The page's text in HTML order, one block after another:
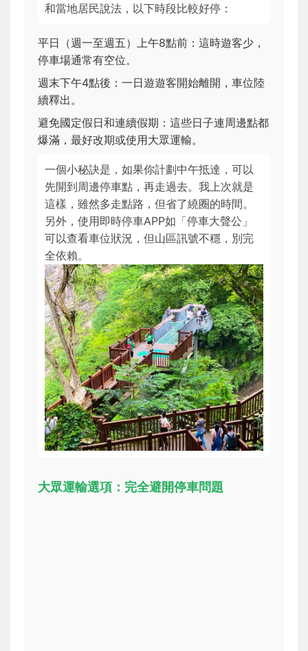
和當地居民說法，以下時段比較好停：
平日（週一至週五）上午8點前：這時遊客少，
停車場通常有空位。
週末下午4點後：一日遊遊客開始離開，車位陸
續釋出。
避免國定假日和連續假期：這些日子連周邊點都
爆滿，最好改期或使用大眾運輸。
一個小秘訣是，如果你計劃中午抵達，可以
先開到周邊停車點，再走過去。我上次就是
這樣，雖然多走點路，但省了繞圈的時間。
另外，使用即時停車APP如「停車大聲公」
可以查看車位狀況，但山區訊號不穩，別完
全依賴。
大眾運輸選項：完全避開停車問題